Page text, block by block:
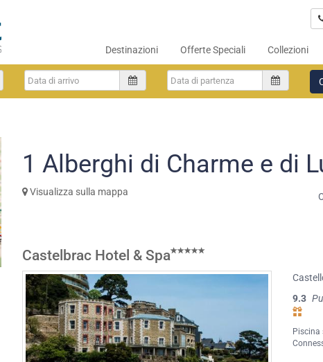
Destinazioni Offerte Speciali Collezioni
1 Alberghi di Charme e di
Visualizza sulla mappa
Castelbrac Hotel & Spa
9.3
Piscina